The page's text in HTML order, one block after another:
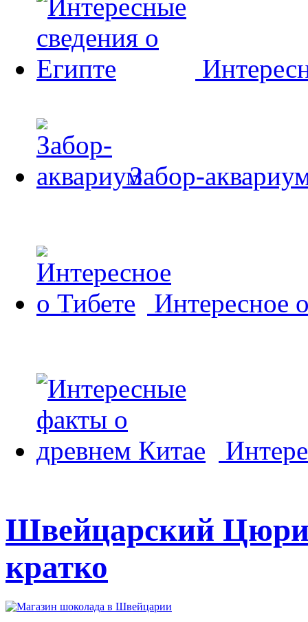
Забор-
Интересное
Швейцарский
кратко